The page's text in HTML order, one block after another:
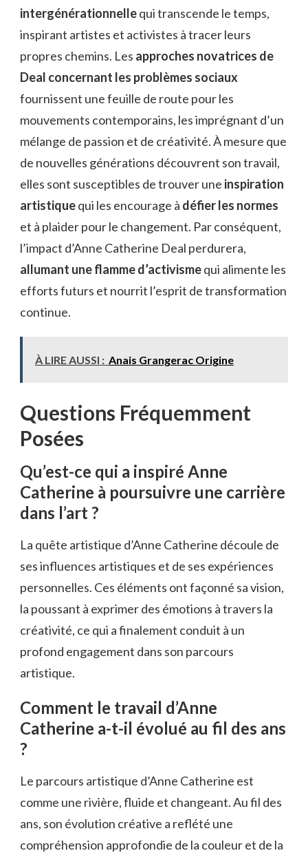
intergénérationnellequi transcende le temps,
inspirant artistes et activistes à tracer leurs
propres chemins. Les approches novatrices de
Deal concernant les problèmes sociaux
fournissent une feuille de route pour les
mouvements contemporains, les imprégnant d’un
mélange de passion et de créativité. À mesure que
de nouvelles générations découvrent son travail,
elles sont susceptibles de trouver une inspiration
artistiquequi les encourage à défier les normes
et à plaider pour le changement. Par conséquent,
l’impact d’Anne Catherine Deal perdurera,
allumant une flamme d’activismequi alimente les
efforts futurs et nourrit l’esprit de transformation
continue.
À LIRE AUSSI : Anais Grangerac Origine
Questions Fréquemment
Posées
Qu’est-ce qui a inspiré Anne
Catherine à poursuivre une carrière
dans l’art ?
La quête artistique d’Anne Catherine découle de
ses influences artistiques et de ses expériences
personnelles. Ces éléments ont façonné sa vision,
la poussant à exprimer des émotions à travers la
créativité, ce qui a finalement conduit à un
profond engagement dans son parcours
artistique.
Comment le travail d’Anne
Catherine a-t-il évolué au fil des ans
?
Le parcours artistique d’Anne Catherine est
comme une rivière, fluide et changeant. Au fil des
ans, son évolution créative a reflété une
compréhension approfondie de la couleur et de la